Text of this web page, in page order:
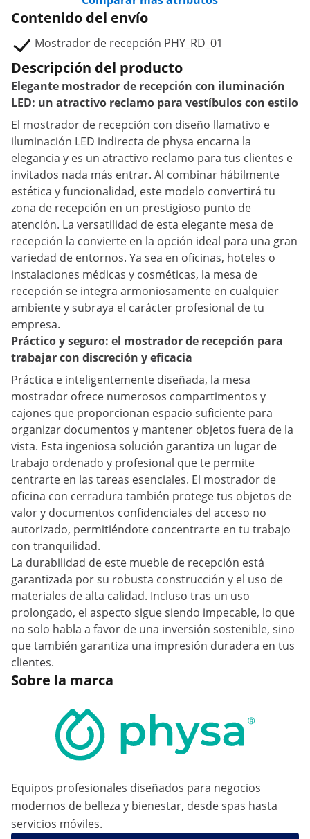
Contenido del envío
Mostrador de recepción PHY_RD_01
Descripción del producto
Elegante mostrador de recepción con iluminación
LED: un atractivo reclamo para vestíbulos con estilo
El mostrador de recepción con diseño llamativo e
iluminación LED indirecta de physa encarna la
elegancia y es un atractivo reclamo para tus clientes e
invitados nada más entrar. Al combinar hábilmente
estética y funcionalidad, este modelo convertirá tu
zona de recepción en un prestigioso punto de
atención. La versatilidad de esta elegante mesa de
recepción la convierte en la opción ideal para una gran
variedad de entornos. Ya sea en oficinas, hoteles o
instalaciones médicas y cosméticas, la mesa de
recepción se integra armoniosamente en cualquier
ambiente y subraya el carácter profesional de tu
empresa.
Práctico y seguro: el mostrador de recepción para
trabajar con discreción y eficacia
Práctica e inteligentemente diseñada, la mesa
mostrador ofrece numerosos compartimentos y
cajones que proporcionan espacio suficiente para
organizar documentos y mantener objetos fuera de la
vista. Esta ingeniosa solución garantiza un lugar de
trabajo ordenado y profesional que te permite
centrarte en las tareas esenciales. El mostrador de
oficina con cerradura también protege tus objetos de
valor y documentos confidenciales del acceso no
autorizado, permitiéndote concentrarte en tu trabajo
con tranquilidad.
La durabilidad de este mueble de recepción está
garantizada por su robusta construcción y el uso de
materiales de alta calidad. Incluso tras un uso
prolongado, el aspecto sigue siendo impecable, lo que
no solo habla a favor de una inversión sostenible, sino
que también garantiza una impresión duradera en tus
clientes.
Sobre la marca
Equipos profesionales diseñados para negocios
modernos de belleza y bienestar, desde spas hasta
servicios móviles.